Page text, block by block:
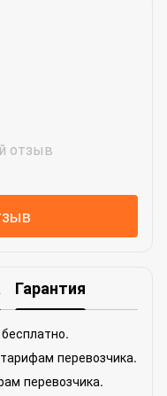
отзыв
Гарантия
перевозчика.
перевозчика.